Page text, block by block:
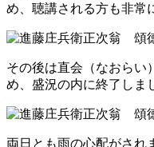
め、聴講される方も非常
その後は直会（なおらい
め、盛況の内に終了しま
両日とも雨の心配がされ